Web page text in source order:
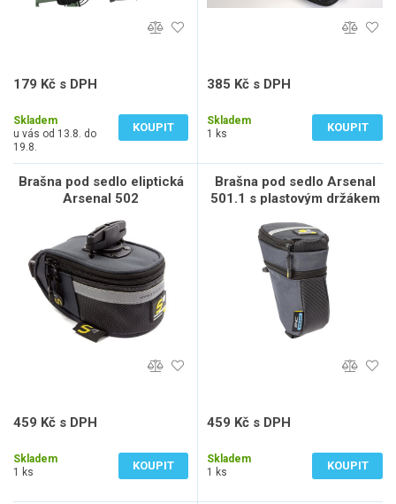
179 Kč s DPH
Skladem
u vás od 13.8. do
19.8.
KOUPIT
385 Kč s DPH
Skladem
1 ks
KOUPIT
Brašna pod sedlo eliptická
Arsenal 502
459 Kč s DPH
Skladem
1 ks
KOUPIT
Brašna pod sedlo Arsenal
501.1 s plastovým držákem
459 Kč s DPH
Skladem
1 ks
KOUPIT